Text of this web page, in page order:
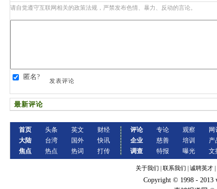
请自觉遵守互联网相关的政策法规，严禁发布色情、暴力、反动的言论。
匿名?
发表评论
最新评论
首页
大陆
焦点
头条
台湾
热点
英文
国外
热词
财经
快讯
打传
评论
企业
调查
专论
慈善
特报
观察
培训
曝光
网
产
文
关于我们 联系我们 诚聘英才
Copyright © 1998 - 2013